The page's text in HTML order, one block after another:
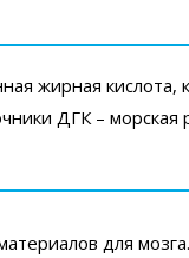
жирная кислота,
ДГК –
для